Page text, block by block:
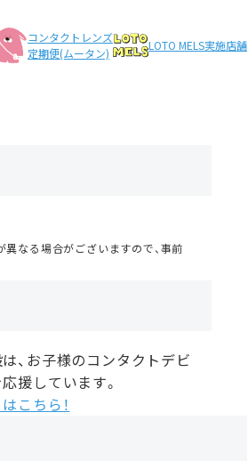
コンタクトレンズ
定期便(ムータン)
LOTO MELS実施店舗
なる場合がございますので、事前
、お子様のコンタクトデビ
援しています。
こちら！